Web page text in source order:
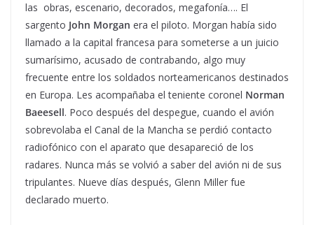
las obras, escenario, decorados, megafonía…. El
sargento John Morgan era el piloto. Morgan había sido
llamado a la capital francesa para someterse a un juicio
sumarísimo, acusado de contrabando, algo muy
frecuente entre los soldados norteamericanos destinados
en Europa. Les acompañaba el teniente coronel Norman
Baeesell. Poco después del despegue, cuando el avión
sobrevolaba el Canal de la Mancha se perdió contacto
radiofónico con el aparato que desapareció de los
radares. Nunca más se volvió a saber del avión ni de sus
tripulantes. Nueve días después, Glenn Miller fue
declarado muerto.